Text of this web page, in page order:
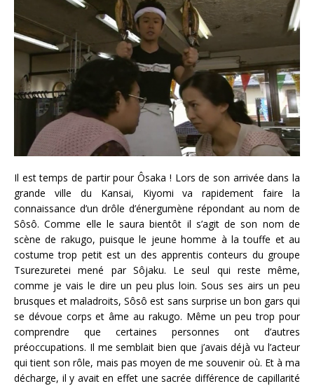
Il est temps de partir pour Ôsaka ! Lors de son arrivée dans la
grande ville du Kansai, Kiyomi va rapidement faire la
connaissance d’un drôle d’énergumène répondant au nom de
Sôsô. Comme elle le saura bientôt il s’agit de son nom de
scène de rakugo, puisque le jeune homme à la touffe et au
costume trop petit est un des apprentis conteurs du groupe
Tsurezuretei mené par Sôjaku. Le seul qui reste même,
comme je vais le dire un peu plus loin. Sous ses airs un peu
brusques et maladroits, Sôsô est sans surprise un bon gars qui
se dévoue corps et âme au rakugo. Même un peu trop pour
comprendre que certaines personnes ont d’autres
préoccupations. Il me semblait bien que j’avais déjà vu l’acteur
qui tient son rôle, mais pas moyen de me souvenir où. Et à ma
décharge, il y avait en effet une sacrée différence de capillarité